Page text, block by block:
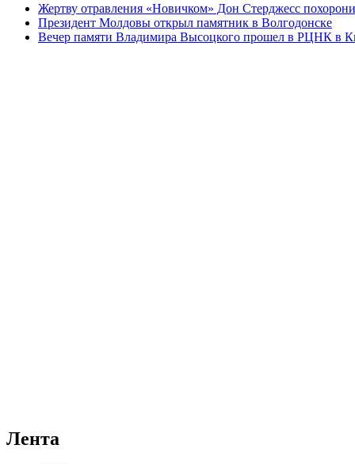
Жертву отравления «Новичком» Дон Стерджесс
Президент Молдовы открыл памятник в Волгодонске
Вечер памяти Владимира Высоцкого прошел в РЦНК в
Лента